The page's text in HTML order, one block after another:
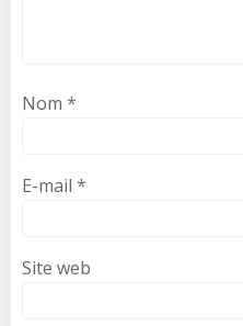
Nom *
E-mail *
Site web